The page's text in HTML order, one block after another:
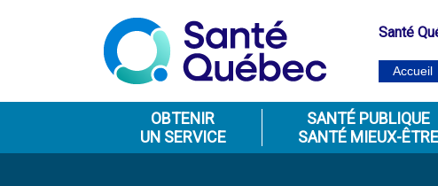
Santé
Accueil
OBTENIR
UN SERVICE
SANTÉ PUBLIQUE
SANTÉ MIEUX-ÊTRE